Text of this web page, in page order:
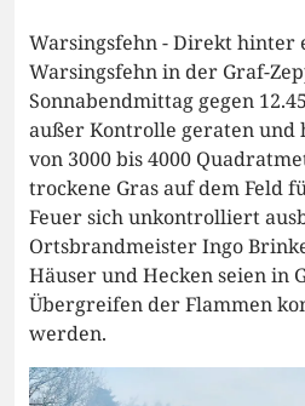
Warsingsfehn - Direkt hinter
Warsingsfehn in der Graf-
Sonnabendmittag gegen
außer Kontrolle geraten und
von 3000 bis 4000
trockene Gras auf dem Feld
Feuer sich unkontrolliert
Ortsbrandmeister Ingo
Häuser und Hecken seien in
Übergreifen der Flammen
werden.